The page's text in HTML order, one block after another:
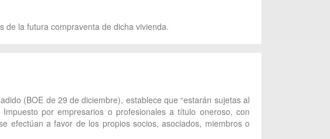
de la futura compraventa de dicha vivienda.
(BOE de 29 de diciembre), establece que “estarán sujetas al
por empresarios o profesionales a título oneroso, con
efectúan a favor de los propios socios, asociados, miembros o